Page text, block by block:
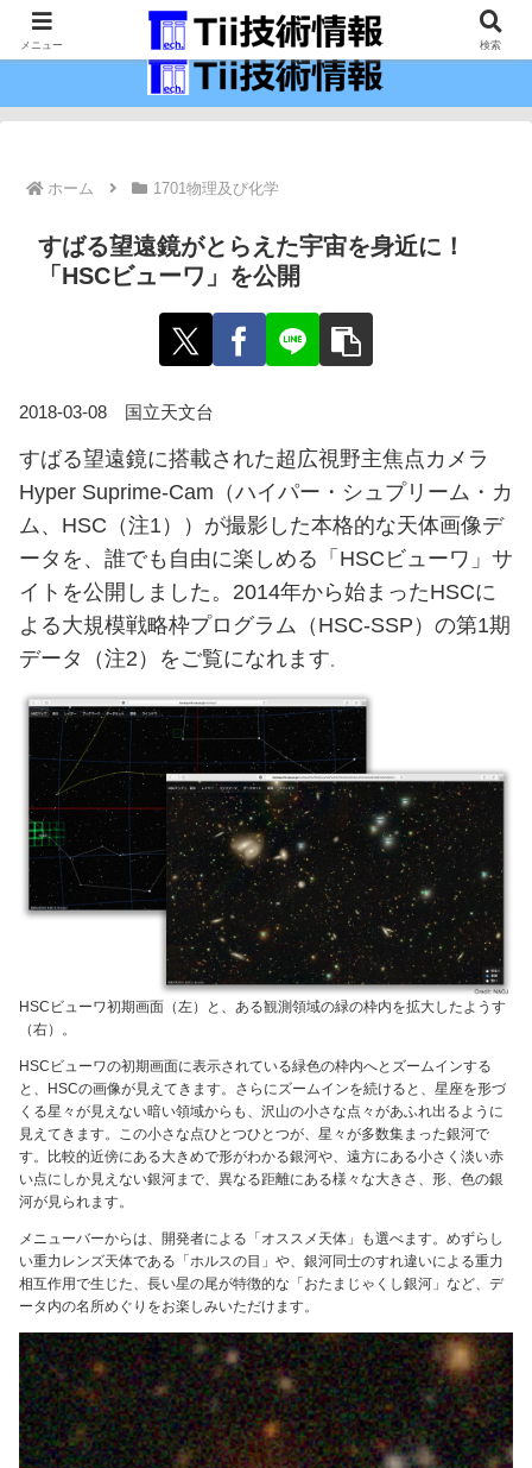
最新の科学技術の情報インフラ。
ホーム 1701物理及び化学
すばる望遠鏡がとらえた宇宙を身近に！
「HSCビューワ」を公開
2018-03-08 国立天文台
すばる望遠鏡に搭載された超広視野主焦点カメラ
Hyper Suprime-Cam（ハイパー・シュプリーム・カ
ム、HSC（注1））が撮影した本格的な天体画像デ
ータを、誰でも自由に楽しめる「HSCビューワ」サ
イトを公開しました。2014年から始まったHSCに
よる大規模戦略枠プログラム（HSC-SSP）の第1期
データ（注2）をご覧になれます。
HSCビューワ初期画面（左）と、ある観測領域の緑の枠内を拡大したようす
（右）。
HSCビューワの初期画面に表示されている緑色の枠内へとズームインする
と、HSCの画像が見えてきます。さらにズームインを続けると、星座を形づ
くる星々が見えない暗い領域からも、沢山の小さな点々があふれ出るように
見えてきます。この小さな点ひとつひとつが、星々が多数集まった銀河で
す。比較的近傍にある大きめで形がわかる銀河や、遠方にある小さく淡い赤
い点にしか見えない銀河まで、異なる距離にある様々な大きさ、形、色の銀
河が見られます。
メニューバーからは、開発者による「オススメ天体」も選べます。めずらし
い重力レンズ天体である「ホルスの目」や、銀河同士のすれ違いによる重力
相互作用で生じた、長い星の尾が特徴的な「おたまじゃくし銀河」など、デ
ータ内の名所めぐりをお楽しみいただけます。
メニュー 検索